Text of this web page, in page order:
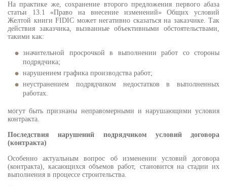
На практике же, сохранение второго предложения первого абаза
статьи 13.1 «Право на внесение изменений» Общих условий
Желтой книги FIDIC может негативно сказаться на заказчике. Так
действия заказчика, вызванные объективными обстоятельствами,
такими как:
значительной просрочкой в выполнении работ со стороны
подрядчика;
нарушением графика производства работ;
неустранением подрядчиком недостатков в выполненных
работах.
могут быть признаны неправомерными и нарушающими условия
контракта.
Последствия нарушений подрядчиком условий договора
(контракта)
Особенно актуальным вопрос об изменении условий договора
(контракта), касающихся объемов работ, становится на стадии их
выполнения в процессе строительства.